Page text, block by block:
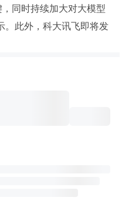
同时持续加大对大模型
。此外，科大讯飞即将发